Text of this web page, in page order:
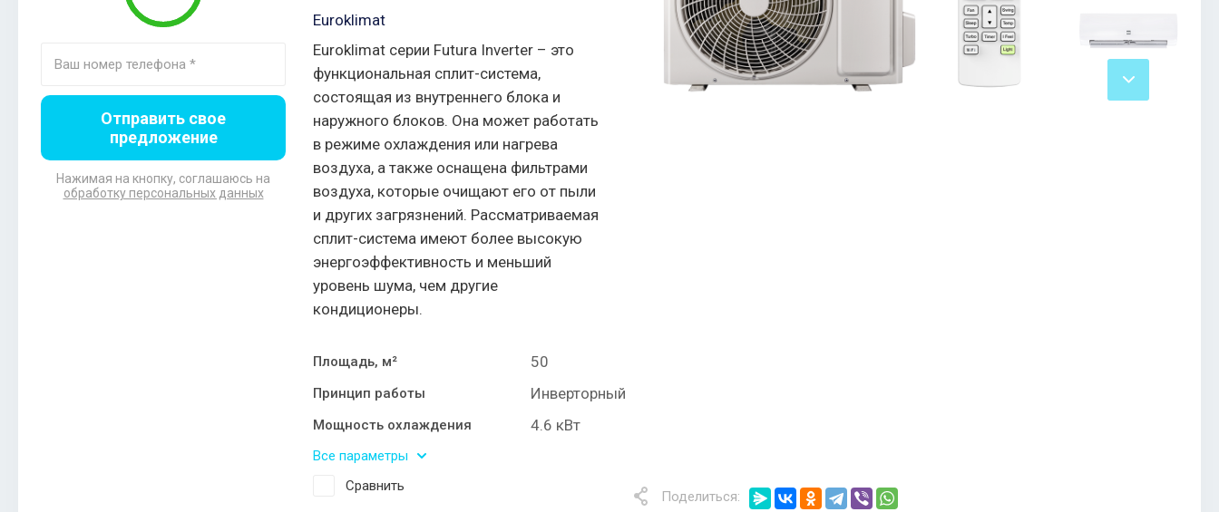
Отправить свое
предложение
Нажимая на кнопку, соглашаюсь на
обработку персональных данных
Поделиться:
Euroklimat
Euroklimat серии Futura Inverter – это
функциональная сплит-система,
состоящая из внутреннего блока и
наружного блоков. Она может работать
в режиме охлаждения или нагрева
воздуха, а также оснащена фильтрами
воздуха, которые очищают его от пыли
и других загрязнений. Рассматриваемая
сплит-система имеют более высокую
энергоэффективность и меньший
уровень шума, чем другие
кондиционеры.
Площадь, м² 50
Принцип работы Инверторный
Мощность охлаждения 4.6 кВт
Все параметры
Сравнить